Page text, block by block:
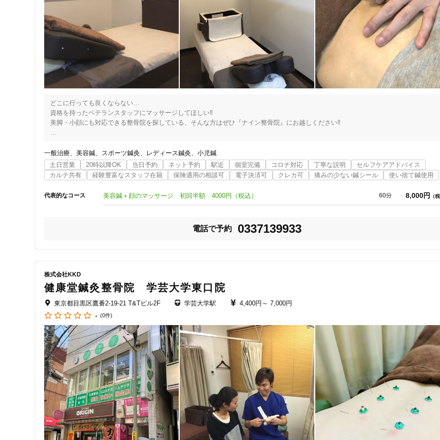
クレカ可
キーワード
症状を改善しながら、不調を起こさない身体づくりと、
美しい身体を維持する治療マッサージを行います。
--------------------------------------------------------------------
営業時間：月〜金10：00〜21：00 土日祝10：00〜18：00
ご予約を優先させていただいております。お気軽にお問合わせください。
TEL　03-3779-3021
どこに行っても良くならない…
資格を持ったベテランスタッフにマッサージしてほしい‼︎
美脚・小顔にも対応できる整骨院を探している、そんな方はぜひ『ナイン整骨院』にお越しください‼︎
あなたのお悩みに親身に対応します‼︎
保険施術・自費施術・テーピング・ストレッチ・
トレーニング指導など患者様のお悩みに合わせて柔軟に対応いたします‼︎
刺激の少ない優しい施術なので
通常の保険施術に加え
●メディカルマッサージコース
●鍼灸＋マッサージコース
●骨盤矯正＋マッサージコース
などの自費メニューもご用意しております‼︎
交通事故、お仕事中やスポーツ、日常生活での怪我、寝違え、ぎっくり腰などにも対応しております‼︎
お身体の不調を感じられた際はお気軽にご相談ください‼︎
■とにかく通いやすいと多くの方から好評‼︎
★土日祝日も営業あり
平日お忙しい方も無理なく通えます‼︎
★平日は22時まで営業あり
急を要する場合も安心‼︎
一般治療 美容鍼 スポーツ鍼灸 レディース鍼灸
小児鍼
土日営業
20時以降OK 当日予約 ネット予約 駅近 個室完備 コロナ対応 丁寧な説明
セルフケアアドバイス
カルテ共有
経験豊富なスタッフ在籍 保険適用の相談可 電子決済可 クレカ可 痛みの少ない鍼シール 使い捨て鍼使用
代表的なコース 美容鍼＋顔のマッサージ 初回半額 4000円（税込） 60分 8,000円 （
電話で予約 0337139933
株式会社KKD
健康堂鍼灸整骨院 学芸大学東口院
東京都目黒区鷹番2-19-21 T&Tビル2F 学芸大学駅 4,400円～ 7,000円
- (0件)